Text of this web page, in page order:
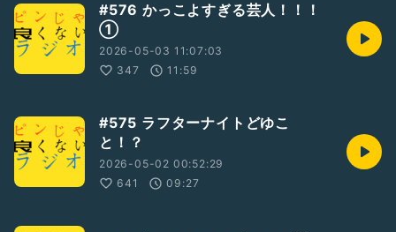
#576 かっこよすぎる芸人！！！
①
2026-05-03 11:07:03
347
11:59
#575 ラフターナイトどゆこ
と！？
2026-05-02 00:52:29
641
09:27